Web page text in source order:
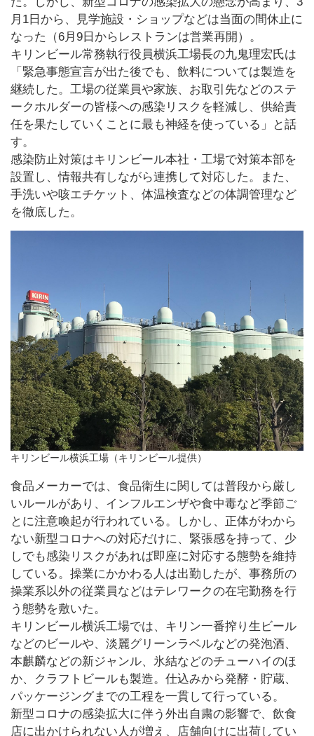
キリンビール横浜工場（キリンビール提供）
月1日から、見学施設・ショップなどは当面の間休止に
なった（6月9日からレストランは営業再開）。
キリンビール常務執行役員横浜工場長の九鬼理宏氏は
「緊急事態宣言が出た後でも、飲料については製造を
継続した。工場の従業員や家族、お取引先などのステ
ークホルダーの皆様への感染リスクを軽減し、供給責
任を果たしていくことに最も神経を使っている」と話
す。
感染防止対策はキリンビール本社・工場で対策本部を
設置し、情報共有しながら連携して対応した。また、
手洗いや咳エチケット、体温検査などの体調管理など
を徹底した。
食品メーカーでは、食品衛生に関しては普段から厳し
いルールがあり、インフルエンザや食中毒など季節ご
とに注意喚起が行われている。しかし、正体がわから
ない新型コロナへの対応だけに、緊張感を持って、少
しでも感染リスクがあれば即座に対応する態勢を維持
している。操業にかかわる人は出勤したが、事務所の
操業系以外の従業員などはテレワークの在宅勤務を行
う態勢を敷いた。
キリンビール横浜工場では、キリン一番搾り生ビール
などのビールや、淡麗グリーンラベルなどの発泡酒、
本麒麟などの新ジャンル、氷結などのチューハイのほ
か、クラフトビールも製造。仕込みから発酵・貯蔵、
パッケージングまでの工程を一貫して行っている。
新型コロナの感染拡大に伴う外出自粛の影響で、飲食
店に出かけられない人が増え、店舗向けに出荷してい